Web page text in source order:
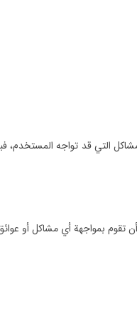
التي قد تواجه المستخدم،
تقوم بمواجهة أي مشاكل أو